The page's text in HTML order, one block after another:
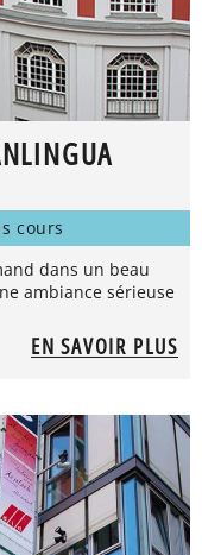
cours
dans un beau
ambiance sérieuse
EN SAVOIR PLUS